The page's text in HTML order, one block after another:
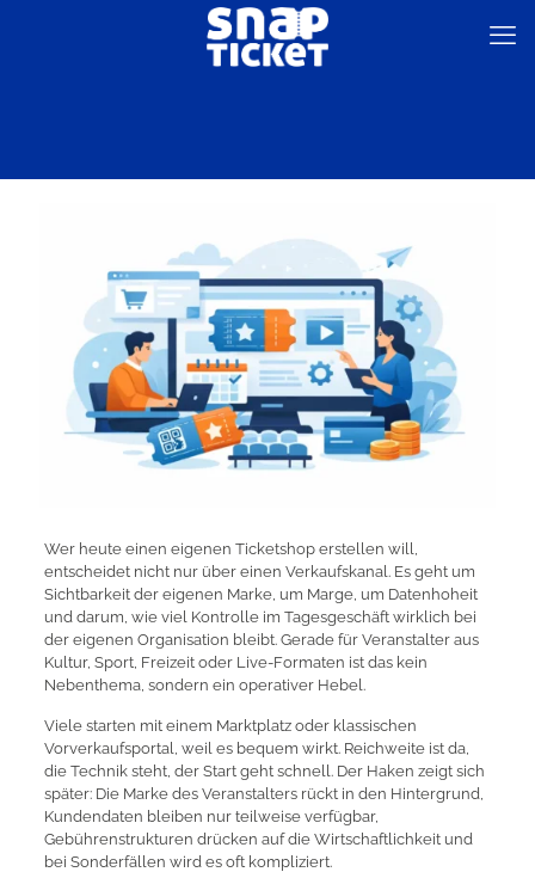
Wer heute einen eigenen Ticketshop erstellen will,
entscheidet nicht nur über einen Verkaufskanal. Es geht um
Sichtbarkeit der eigenen Marke, um Marge, um Datenhoheit
und darum, wie viel Kontrolle im Tagesgeschäft wirklich bei
der eigenen Organisation bleibt. Gerade für Veranstalter aus
Kultur, Sport, Freizeit oder Live-Formaten ist das kein
Nebenthema, sondern ein operativer Hebel.
Viele starten mit einem Marktplatz oder klassischen
Vorverkaufsportal, weil es bequem wirkt. Reichweite ist da,
die Technik steht, der Start geht schnell. Der Haken zeigt sich
später: Die Marke des Veranstalters rückt in den Hintergrund,
Kundendaten bleiben nur teilweise verfügbar,
Gebührenstrukturen drücken auf die Wirtschaftlichkeit und
bei Sonderfällen wird es oft kompliziert.